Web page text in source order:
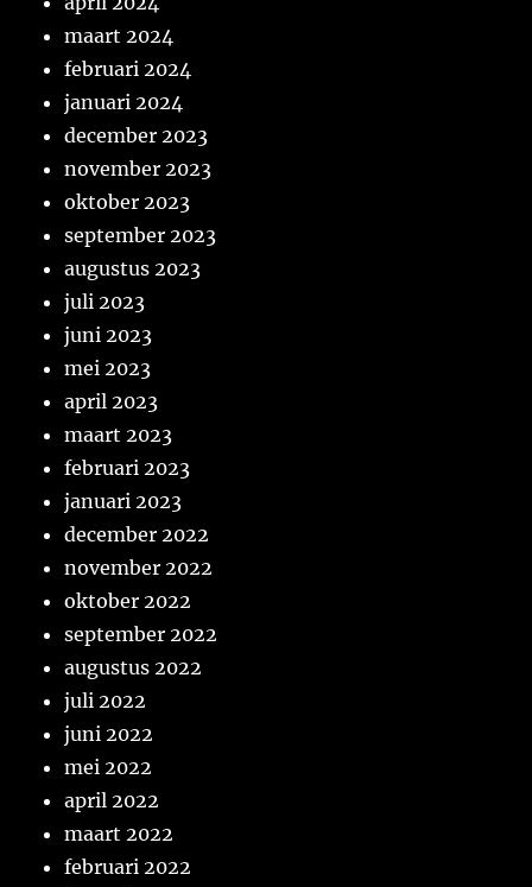
maart 2024
februari 2024
januari 2024
december 2023
november 2023
oktober 2023
september 2023
augustus 2023
juli 2023
juni 2023
mei 2023
april 2023
maart 2023
februari 2023
januari 2023
december 2022
november 2022
oktober 2022
september 2022
augustus 2022
juli 2022
juni 2022
mei 2022
april 2022
maart 2022
februari 2022